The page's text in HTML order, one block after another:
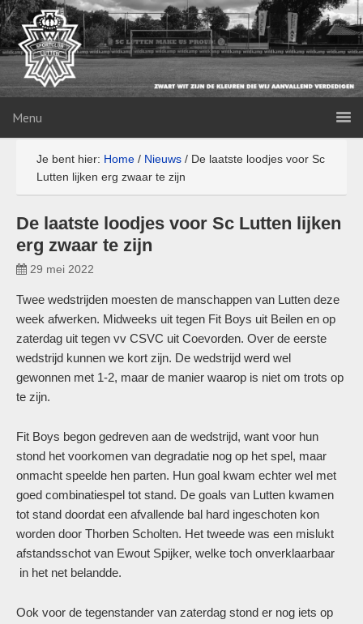
Menu
Je bent hier: Home / Nieuws / De laatste loodjes voor Sc
Lutten lijken erg zwaar te zijn
De laatste loodjes voor Sc Lutten lijken
erg zwaar te zijn
29 mei 2022
Twee wedstrijden moesten de manschappen van Lutten deze
week afwerken. Midweeks uit tegen Fit Boys uit Beilen en op
zaterdag uit tegen vv CSVC uit Coevorden. Over de eerste
wedstrijd kunnen we kort zijn. De wedstrijd werd wel
gewonnen met 1-2, maar de manier waarop is niet om trots op
te zijn.
Fit Boys begon gedreven aan de wedstrijd, want voor hun
stond het voorkomen van degradatie nog op het spel, maar
onmacht speelde hen parten. Hun goal kwam echter wel met
goed combinatiespel tot stand. De goals van Lutten kwamen
tot stand doordat een afvallende bal hard ingeschoten kon
worden door Thorben Scholten. Het tweede was een mislukt
afstandsschot van Ewout Spijker, welke toch onverklaarbaar
in het net belandde.
Ook voor de tegenstander van zaterdag stond er nog iets op